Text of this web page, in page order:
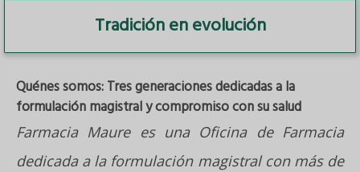
Tradición en evolución
Quénes somos: Tres generaciones dedicadas a la
formulación magistral y compromiso con su salud
Farmacia Maure es una Oficina de Farmacia
dedicada a la formulación magistral con más de